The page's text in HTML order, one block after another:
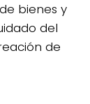
bienes y
del
de